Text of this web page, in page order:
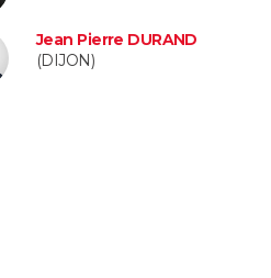
Jean Pierre DURAND
(DIJON)